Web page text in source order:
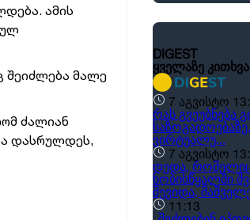
ამის
შეიძლება მალე
ძალიან
დასრულდეს,